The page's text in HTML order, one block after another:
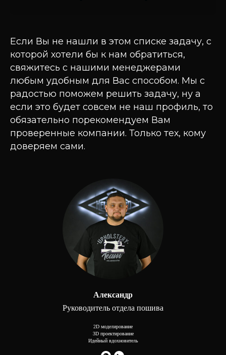
Если Вы не нашли в этом списке задачу, с
которой хотели бы к нам обратиться,
свяжитесь с нашими менеджерами
любым удобным для Вас способом. Мы с
радостью поможем решить задачу, ну а
если это будет совсем не наш профиль, то
обязательно порекомендуем Вам
проверенные компании. Только тех, кому
доверяем сами.
Александр
Руководитель отдела пошива
2D моделирование
3D проектирование
Идейный вдохновитель